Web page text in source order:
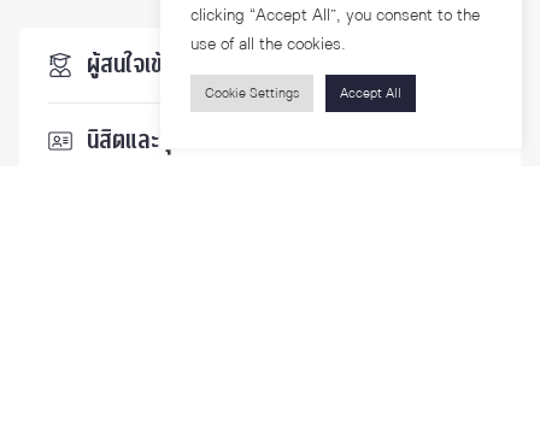
ผู้สนใจเข้าศึกษา
นิสิตและบุคลากร
clicking “Accept All”, you consent to the
use of all the cookies.
Cookie Settings Accept All